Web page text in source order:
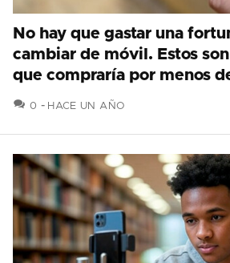
No hay que gastar una
cambiar de móvil. Estos
que compraría por menos
0 COMENTARIOS
HACE UN AÑO